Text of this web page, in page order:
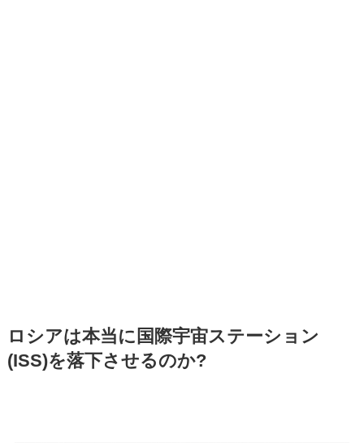
ロシアは本当に国際宇宙ステーション
(ISS)を落下させるのか?